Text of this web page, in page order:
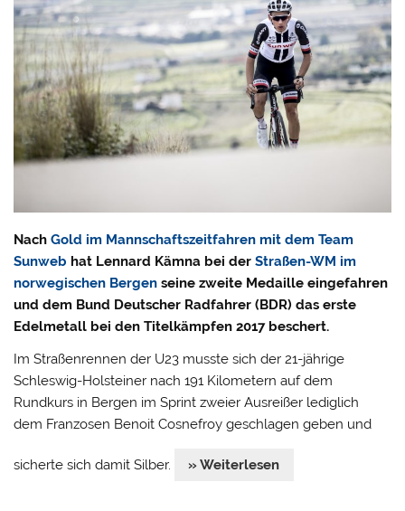
NachGold im Mannschaftszeitfahren mit dem Team
Sunweb hat Lennard Kämna bei derStraßen-WM im
norwegischen Bergen seine zweite Medaille eingefahren
und dem Bund Deutscher Radfahrer (BDR) das erste
Edelmetall bei den Titelkämpfen 2017 beschert.
Im Straßenrennen der U23 musste sich der 21-jährige
Schleswig-Holsteiner nach 191 Kilometern auf dem
Rundkurs in Bergen im Sprint zweier Ausreißer lediglich
dem Franzosen Benoit Cosnefroy geschlagen geben und
sicherte sich damit Silber. » Weiterlesen